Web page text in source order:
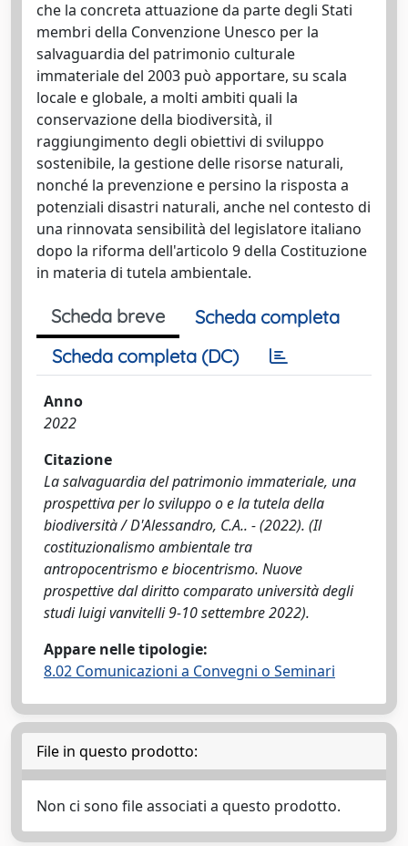
che la concreta attuazione da parte degli Stati
membri della Convenzione Unesco per la
salvaguardia del patrimonio culturale
immateriale del 2003 può apportare, su scala
locale e globale, a molti ambiti quali la
conservazione della biodiversità, il
raggiungimento degli obiettivi di sviluppo
sostenibile, la gestione delle risorse naturali,
nonché la prevenzione e persino la risposta a
potenziali disastri naturali, anche nel contesto di
una rinnovata sensibilità del legislatore italiano
dopo la riforma dell'articolo 9 della Costituzione
in materia di tutela ambientale.
Scheda breve
Scheda completa
Scheda completa (DC)
Anno
2022
Citazione
La salvaguardia del patrimonio immateriale, una
prospettiva per lo sviluppo o e la tutela della
biodiversità / D'Alessandro, C.A.. - (2022). (Il
costituzionalismo ambientale tra
antropocentrismo e biocentrismo. Nuove
prospettive dal diritto comparato università degli
studi luigi vanvitelli 9-10 settembre 2022).
Appare nelle tipologie:
8.02 Comunicazioni a Convegni o Seminari
File in questo prodotto:
Non ci sono file associati a questo prodotto.